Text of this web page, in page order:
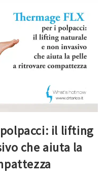
polpacci: il lifting
che aiuta la